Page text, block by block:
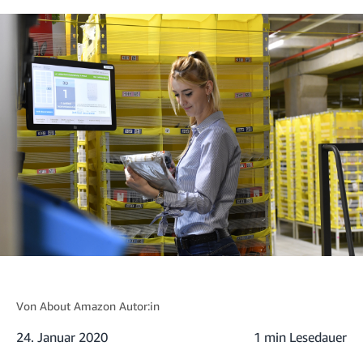
Von About Amazon Autor:in
24. Januar 2020 1 min Lesedauer